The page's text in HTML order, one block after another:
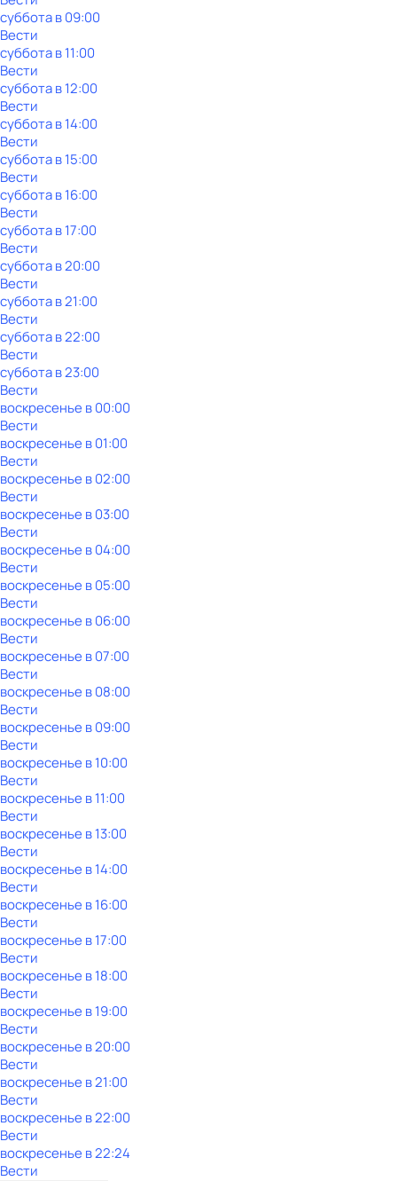
субботав09:00
Вести
субботав11:00
Вести
субботав12:00
Вести
субботав14:00
Вести
субботав15:00
Вести
субботав16:00
Вести
субботав17:00
Вести
субботав20:00
Вести
субботав21:00
Вести
субботав22:00
Вести
субботав23:00
Вести
воскресенье в00:00
Вести
воскресенье в01:00
Вести
воскресенье в02:00
Вести
воскресенье в03:00
Вести
воскресенье в04:00
Вести
воскресенье в05:00
Вести
воскресенье в06:00
Вести
воскресенье в07:00
Вести
воскресенье в08:00
Вести
воскресенье в09:00
Вести
воскресенье в10:00
Вести
воскресенье в11:00
Вести
воскресенье в13:00
Вести
воскресенье в14:00
Вести
воскресенье в16:00
Вести
воскресенье в17:00
Вести
воскресенье в18:00
Вести
воскресенье в19:00
Вести
воскресенье в20:00
Вести
воскресенье в21:00
Вести
воскресенье в22:00
Вести
воскресенье в22:24
Вести